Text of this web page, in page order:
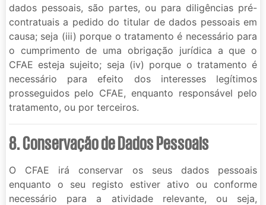
dados pessoais, são partes, ou para diligências pré-
contratuais a pedido do titular de dados pessoais em
causa; seja (iii) porque o tratamento é necessário para
o cumprimento de uma obrigação jurídica a que o
CFAE esteja sujeito; seja (iv) porque o tratamento é
necessário para efeito dos interesses legítimos
prosseguidos pelo CFAE, enquanto responsável pelo
tratamento, ou por terceiros.
8. Conservação de Dados Pessoais
O CFAE irá conservar os seus dados pessoais
enquanto o seu registo estiver ativo ou conforme
necessário para a atividade relevante, ou seja,